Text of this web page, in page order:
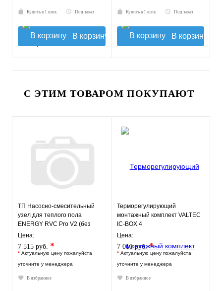
Купить в 1 клик Под заказ
В корзину
Купить в 1 клик Под заказ
В корзину
С ЭТИМ ТОВАРОМ ПОКУПАЮТ
ТП Насосно-смесительный
узел для теплого пола
ENERGY RVC Pro V2 (без
насоса)
Цена:
7 515 руб. *
* Актуальную цену пожалуйста
уточните у менеджера
В избранное
Терморегулирующий
монтажный комплект VALTEC
IC-BOX 4
Цена:
7 010 руб.*
* Актуальную цену пожалуйста
уточните у менеджера
В избранное